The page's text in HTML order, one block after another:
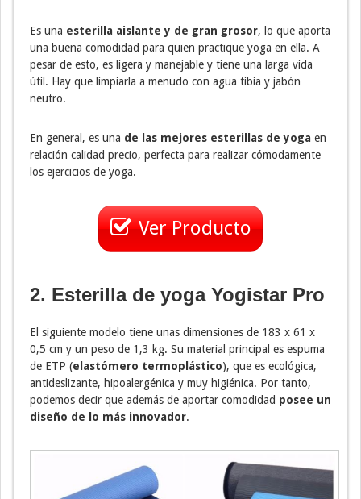
Es una esterilla aislante y de gran grosor, lo que aporta
una buena comodidad para quien practique yoga en ella. A
pesar de esto, es ligera y manejable y tiene una larga vida
útil. Hay que limpiarla a menudo con agua tibia y jabón
neutro.
En general, es una de las mejores esterillas de yoga en
relación calidad precio, perfecta para realizar cómodamente
los ejercicios de yoga.
Ver Producto
2. Esterilla de yoga Yogistar Pro
El siguiente modelo tiene unas dimensiones de 183 x 61 x
0,5 cm y un peso de 1,3 kg. Su material principal es espuma
de ETP (elastómero termoplástico), que es ecológica,
antideslizante, hipoalergénica y muy higiénica. Por tanto,
podemos decir que además de aportar comodidad posee un
diseño de lo más innovador.